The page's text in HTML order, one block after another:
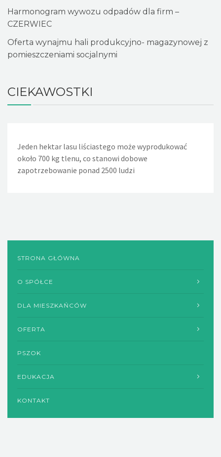
Harmonogram wywozu odpadów dla firm –
CZERWIEC
Oferta wynajmu hali produkcyjno- magazynowej z
pomieszczeniami socjalnymi
CIEKAWOSTKI
Jeden hektar lasu liściastego może wyprodukować
około 700 kg tlenu, co stanowi dobowe
zapotrzebowanie ponad 2500 ludzi
Jeden nieszczelny, lekko kapiący kran powoduje, że w
ciągu doby wycieka około 36 litrów wody. Nieszczelna
spłuczka w WC powoduje wyciek w ciągu dnia około 720
STRONA GŁÓWNA
O SPÓŁCE
DLA MIESZKAŃCÓW
OFERTA
PSZOK
EDUKACJA
KONTAKT